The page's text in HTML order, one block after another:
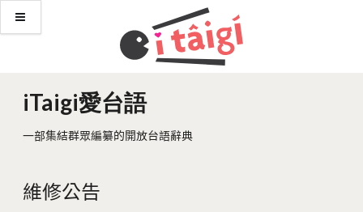
iTaigi愛台語
一部集結群眾編纂的開放台語辭典
維修公告